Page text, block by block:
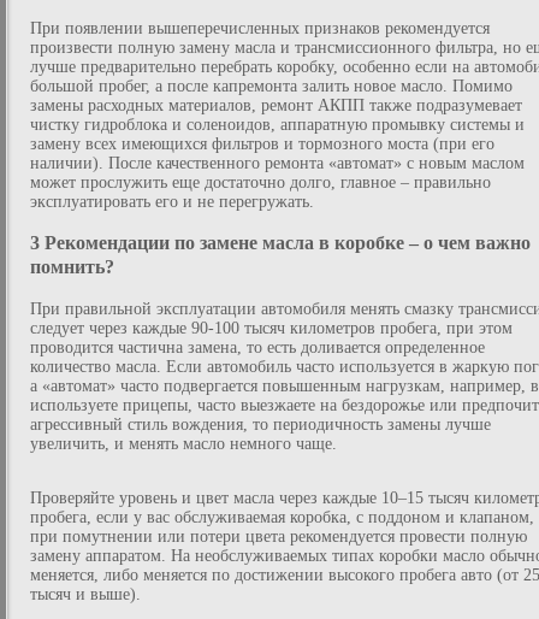
При появлении вышеперечисленных признаков рекомендуется
произвести полную замену масла и трансмиссионного фильтра, но
лучше предварительно перебрать коробку, особенно если на
большой пробег, а после капремонта залить новое масло. Помимо
замены расходных материалов, ремонт АКПП также подразумевает
чистку гидроблока и соленоидов, аппаратную промывку системы и
замену всех имеющихся фильтров и тормозного моста (при его
наличии). После качественного ремонта «автомат» с новым маслом
может прослужить еще достаточно долго, главное – правильно
эксплуатировать его и не перегружать.
3 Рекомендации по замене масла в коробке – о чем важно
помнить?
При правильной эксплуатации автомобиля менять смазку
следует через каждые 90-100 тысяч километров пробега, при этом
проводится частична замена, то есть доливается определенное
количество масла. Если автомобиль часто используется в жаркую
а «автомат» часто подвергается повышенным нагрузкам, например,
используете прицепы, часто выезжаете на бездорожье или
агрессивный стиль вождения, то периодичность замены лучше
увеличить, и менять масло немного чаще.
Проверяйте уровень и цвет масла через каждые 10–15 тысяч
пробега, если у вас обслуживаемая коробка, с поддоном и клапаном,
при помутнении или потери цвета рекомендуется провести полную
замену аппаратом. На необслуживаемых типах коробки масло
меняется, либо меняется по достижении высокого пробега авто (от
тысяч и выше).